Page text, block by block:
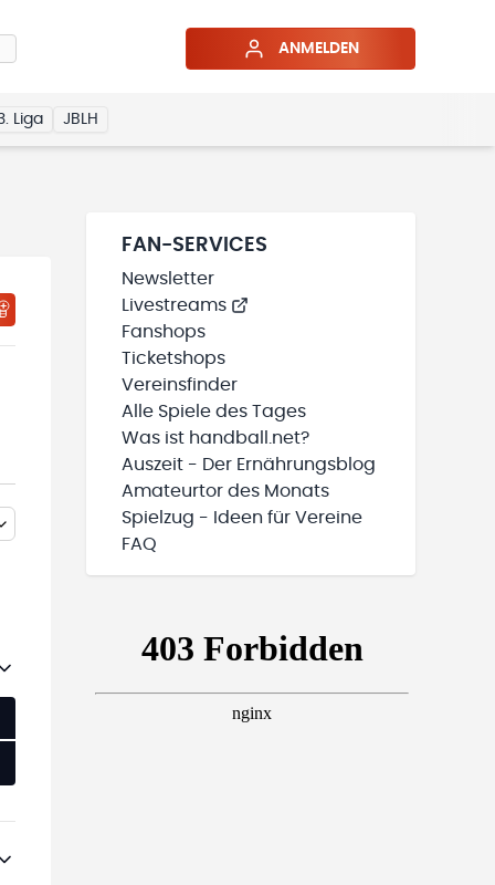
ANMELDEN
Liga JBLH
WIRD GELADEN
TEAMS“ HINZUFÜGEN
FAN-SERVICES
Newsletter
Livestreams
Fanshops
Ticketshops
Vereinsfinder
Alle Spiele des Tages
Was ist handball.net?
Auszeit - Der Ernährungsblog
Amateurtor des Monats
Spielzug - Ideen für Vereine
FAQ